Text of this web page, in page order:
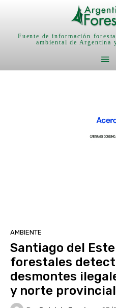
Fuente de información
ambiental de Argentina
AMBIENTE
Santiago del
forestales
desmontes
y norte provincial